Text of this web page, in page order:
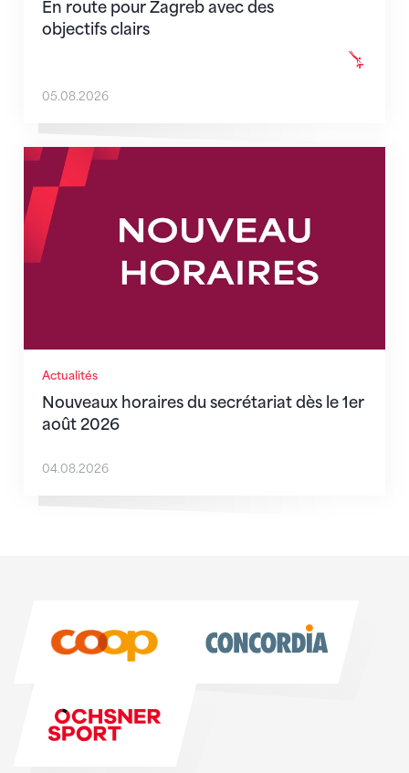
En route pour Zagreb avec des
objectifs clairs
05.08.2026
Actualités
Nouveaux horaires du secrétariat dès le 1er
août 2026
Nouveaux horaires du secrétariat dès le 1er août
04.08.2026